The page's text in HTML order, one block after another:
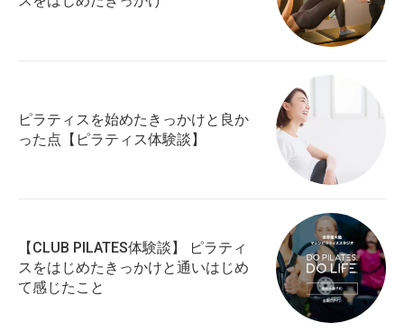
ピラティスを始めたきっかけと良か
った点【ピラティス体験談】
【CLUB PILATES体験談】 ピラティ
スをはじめたきっかけと通いはじめ
て感じたこと